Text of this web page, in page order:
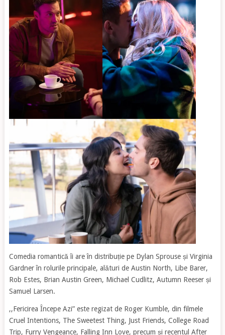
Comedia romantică îi are în distribuție pe Dylan Sprouse și Virginia
Gardner în rolurile principale, alături de Austin North, Libe Barer,
Rob Estes, Brian Austin Green, Michael Cudlitz, Autumn Reeser și
Samuel Larsen.
,,Fericirea Începe Azi” este regizat de Roger Kumble, din filmele
Cruel Intentions, The Sweetest Thing, Just Friends, College Road
Trip, Furry Vengeance, Falling Inn Love, precum și recentul After